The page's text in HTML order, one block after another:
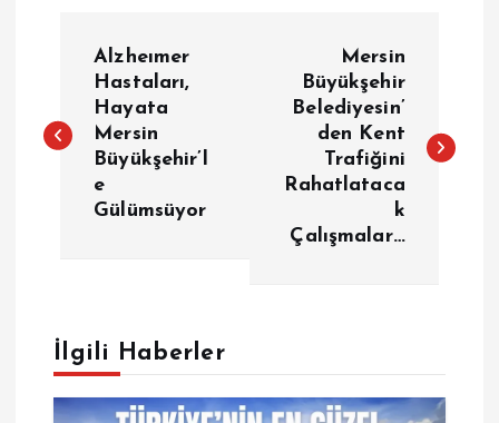
z
z
Alzheımer
Hastaları,
Hayata
Mersin
Büyükşehir’l
e
Gülümsüyor
Mersin
Büyükşehir
Belediyesin’
den Kent
Trafiğini
Rahatlataca
k
Çalışmalar…
İlgili Haberler